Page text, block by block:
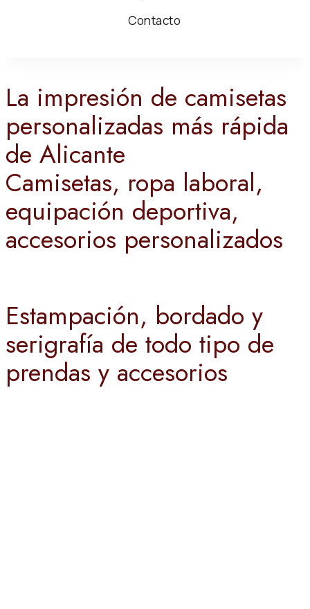
Contacto
La impresión de camisetas
personalizadas más rápida
de Alicante
Camisetas, ropa laboral,
equipación deportiva,
accesorios personalizados
Estampación, bordado y
serigrafía de todo tipo de
prendas y accesorios